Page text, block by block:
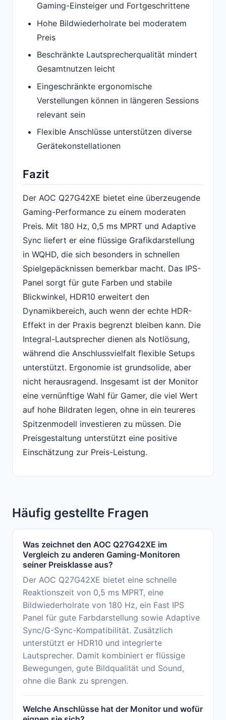
Gaming-Einsteiger und Fortgeschrittene
Hohe Bildwiederholrate bei moderatem
Preis
Beschränkte Lautsprecherqualität mindert
Gesamtnutzen leicht
Eingeschränkte ergonomische
Verstellungen können in längeren Sessions
relevant sein
Flexible Anschlüsse unterstützen diverse
Gerätekonstellationen
Fazit
Der AOC Q27G42XE bietet eine überzeugende
Gaming-Performance zu einem moderaten
Preis. Mit 180 Hz, 0,5 ms MPRT und Adaptive
Sync liefert er eine flüssige Grafikdarstellung
in WQHD, die sich besonders in schnellen
Spielgepäcknissen bemerkbar macht. Das IPS-
Panel sorgt für gute Farben und stabile
Blickwinkel, HDR10 erweitert den
Dynamikbereich, auch wenn der echte HDR-
Effekt in der Praxis begrenzt bleiben kann. Die
Integral-Lautsprecher dienen als Notlösung,
während die Anschlussvielfalt flexible Setups
unterstützt. Ergonomie ist grundsolide, aber
nicht herausragend. Insgesamt ist der Monitor
eine vernünftige Wahl für Gamer, die viel Wert
auf hohe Bildraten legen, ohne in ein teureres
Spitzenmodell investieren zu müssen. Die
Preisgestaltung unterstützt eine positive
Einschätzung zur Preis-Leistung.
Häufig gestellte Fragen
Was zeichnet den AOC Q27G42XE im
Vergleich zu anderen Gaming-Monitoren
seiner Preisklasse aus?
Der AOC Q27G42XE bietet eine schnelle
Reaktionszeit von 0,5 ms MPRT, eine
Bildwiederholrate von 180 Hz, ein Fast IPS
Panel für gute Farbdarstellung sowie Adaptive
Sync/G-Sync-Kompatibilität. Zusätzlich
unterstützt er HDR10 und integrierte
Lautsprecher. Damit kombiniert er flüssige
Bewegungen, gute Bildqualität und Sound,
ohne die Bank zu sprengen.
Welche Anschlüsse hat der Monitor und wofür